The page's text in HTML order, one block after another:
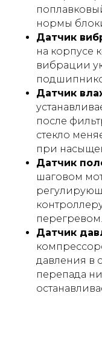
нормы
Датчик
на корпусе
вибрации
Датчик
после
стекло
при
Датчик
шаговом
перегревом.
Датчик
давления в
перепада